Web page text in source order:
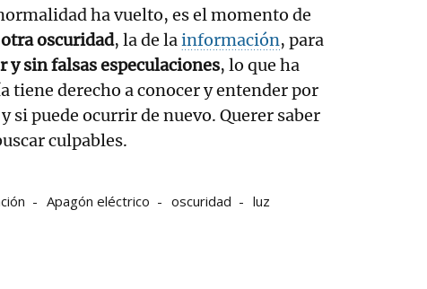
ha vuelto, es el momento de
oscuridad, la de lainformación, para
y sin falsas especulaciones, lo que ha
tiene derecho a conocer y entender por
si puede ocurrir de nuevo. Querer saber
culpables.
Apagón eléctrico oscuridad luz